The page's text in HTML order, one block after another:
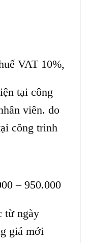
VAT 10%,
tại công
viên. do
công trình
– 950.000
từ ngày
giá mới